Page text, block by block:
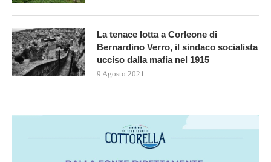
La tenace lotta a Corleone di
Bernardino Verro, il sindaco socialista
ucciso dalla mafia nel 1915
9 Agosto 2021